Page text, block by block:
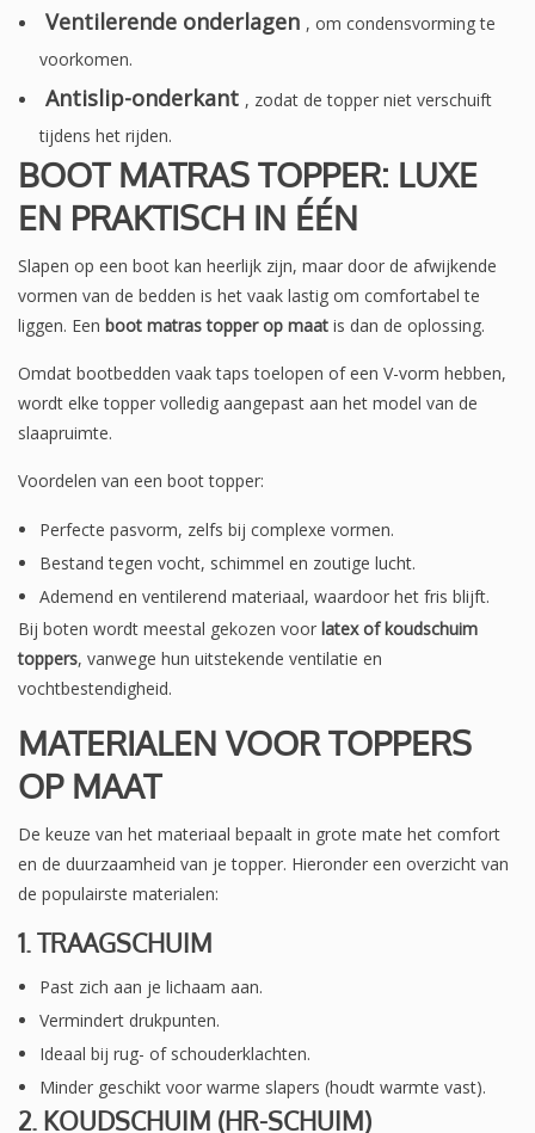
Ventilerende onderlagen , om condensvorming te
voorkomen.
Antislip-onderkant , zodat de topper niet verschuift
tijdens het rijden.
BOOT MATRAS TOPPER: LUXE
EN PRAKTISCH IN ÉÉN
Slapen op een boot kan heerlijk zijn, maar door de afwijkende
vormen van de bedden is het vaak lastig om comfortabel te
liggen. Een boot matras topper op maat is dan de oplossing.
Omdat bootbedden vaak taps toelopen of een V-vorm hebben,
wordt elke topper volledig aangepast aan het model van de
slaapruimte.
Voordelen van een boot topper:
Perfecte pasvorm, zelfs bij complexe vormen.
Bestand tegen vocht, schimmel en zoutige lucht.
Ademend en ventilerend materiaal, waardoor het fris blijft.
Bij boten wordt meestal gekozen voor latex of koudschuim
toppers, vanwege hun uitstekende ventilatie en
vochtbestendigheid.
MATERIALEN VOOR TOPPERS
OP MAAT
De keuze van het materiaal bepaalt in grote mate het comfort
en de duurzaamheid van je topper. Hieronder een overzicht van
de populairste materialen:
1. TRAAGSCHUIM
Past zich aan je lichaam aan.
Vermindert drukpunten.
Ideaal bij rug- of schouderklachten.
Minder geschikt voor warme slapers (houdt warmte vast).
2. KOUDSCHUIM (HR-SCHUIM)